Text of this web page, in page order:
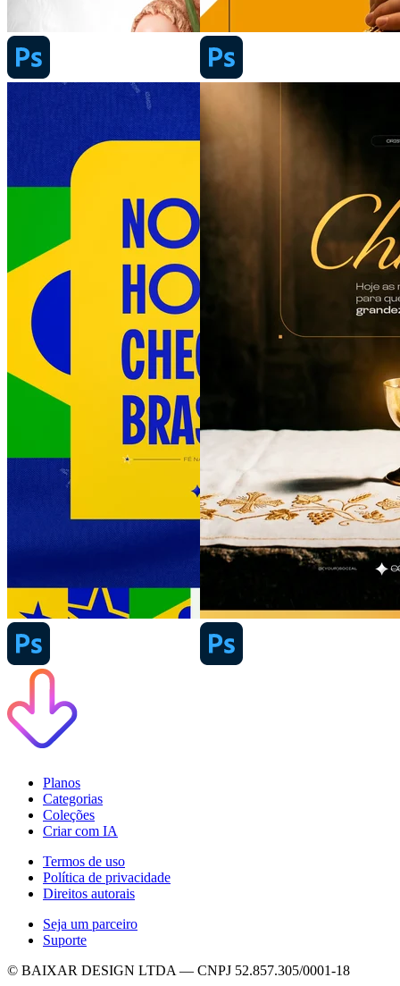
Planos
Categorias
Coleções
Criar com IA
Termos de uso
Política de privacidade
Direitos autorais
Seja um parceiro
Suporte
© BAIXAR DESIGN LTDA — CNPJ 52.857.305/0001-18